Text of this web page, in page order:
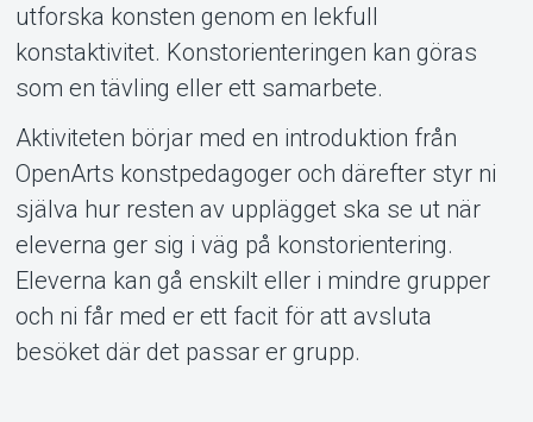
utforska konsten genom en lekfull
konstaktivitet. Konstorienteringen kan göras
som en tävling eller ett samarbete.
Aktiviteten börjar med en introduktion från
OpenArts konstpedagoger och därefter styr ni
själva hur resten av upplägget ska se ut när
eleverna ger sig i väg på konstorientering.
Eleverna kan gå enskilt eller i mindre grupper
och ni får med er ett facit för att avsluta
besöket där det passar er grupp.